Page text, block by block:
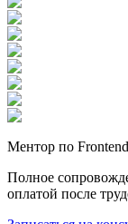
Ментор по Frontend
Полное
оплатой после